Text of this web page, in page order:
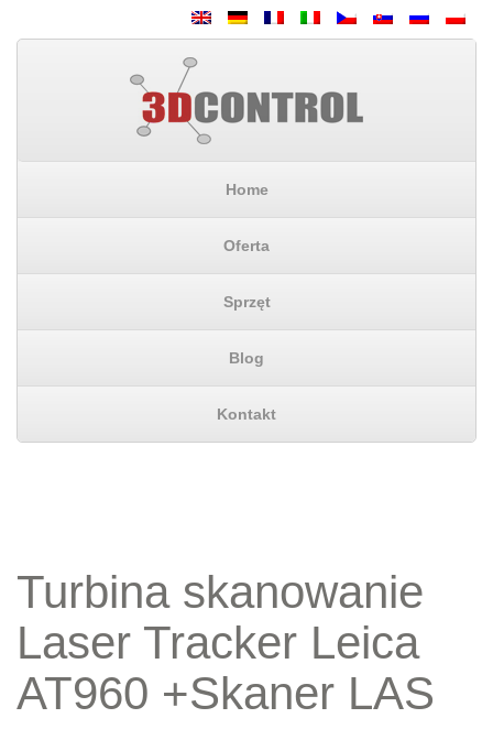
Home
Oferta
Sprzęt
Blog
Kontakt
Turbina skanowanie
Laser Tracker Leica
AT960 +Skaner LAS